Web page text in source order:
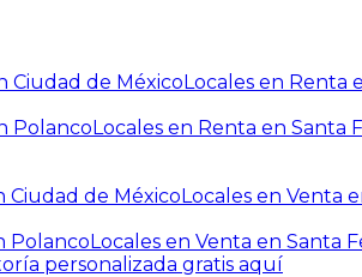
Ciudad de MéxicoLocales en Renta
PolancoLocales en Renta en Santa
Ciudad de MéxicoLocales en Venta
PolancoLocales en Venta en Santa
personalizada gratis aquí